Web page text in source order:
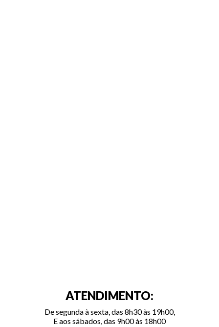
ATENDIMENTO:
De segunda à sexta, das 8h30 às 19h00,
E aos sábados, das 9h00 às 18h00